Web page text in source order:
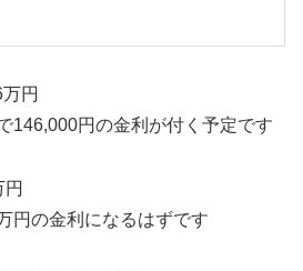
円
146,000円の金利が付く予定です
円の金利になるはずです